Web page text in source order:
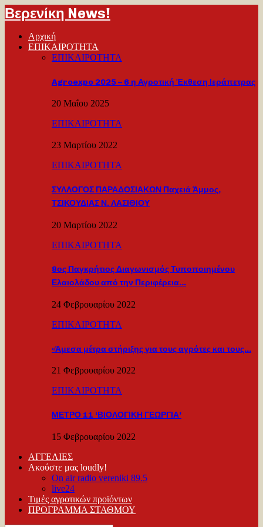
Βερενίκη News!
Αρχική
ΕΠΙΚΑΙΡΟΤΗΤΑ
ΕΠΙΚΑΙΡΟΤΗΤΑ
Agroexpo 2025 – 6 η Αγροτική Έκθεση Ιεράπετρας
20 Μαΐου 2025
ΕΠΙΚΑΙΡΟΤΗΤΑ
23 Μαρτίου 2022
ΕΠΙΚΑΙΡΟΤΗΤΑ
ΣΥΛΛΟΓΟΣ ΠΑΡΑΔΟΣΙΑΚΩΝ Παχειά Άμμος,
ΤΣΙΚΟΥΔΙΑΣ Ν. ΛΑΣΙΘΙΟΥ
20 Μαρτίου 2022
ΕΠΙΚΑΙΡΟΤΗΤΑ
8ος Παγκρήτιος Διαγωνισμός Τυποποιημένου
Ελαιολάδου από την Περιφέρεια…
24 Φεβρουαρίου 2022
ΕΠΙΚΑΙΡΟΤΗΤΑ
«Άμεσα μέτρα στήριξης για τους αγρότες και τους…
21 Φεβρουαρίου 2022
ΕΠΙΚΑΙΡΟΤΗΤΑ
ΜΕΤΡΟ 11 ‘ΒΙΟΛΟΓΙΚΗ ΓΕΩΡΓΙΑ’
15 Φεβρουαρίου 2022
ΑΓΓΕΛΙΕΣ
Ακούστε μας loudly!
On air radio vereniki 89.5
live24
Τιμές αγροτικών προϊόντων
ΠΡΟΓΡΑΜΜΑ ΣΤΑΘΜΟΥ